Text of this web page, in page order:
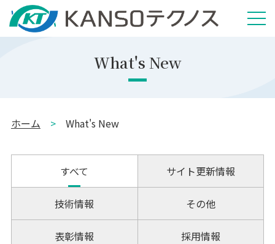
What's New
ホーム > What's New
すべて サイト更新情報
技術情報 その他
表彰情報 採用情報